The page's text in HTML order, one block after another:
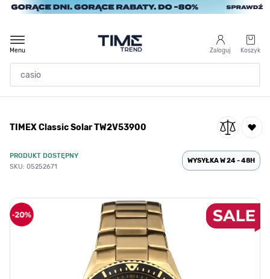
Przejdź do treści
Zaloguj Koszyk
Menu
SALE
TIMEX Classic Solar TW2V53900
PRODUKT DOSTĘPNY
SKU: 05252671
WYSYŁKA W 24 - 48H